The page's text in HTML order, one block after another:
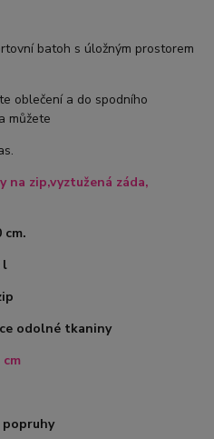
batoh s úložným prostorem
oblečení a do spodního
můžete
na zip,vyztužená záda,
cm.
l
odolné tkaniny
popruhy